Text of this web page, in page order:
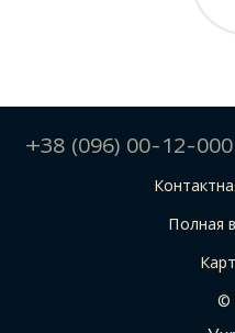
+38 (096) 00-12-000
Полная
©